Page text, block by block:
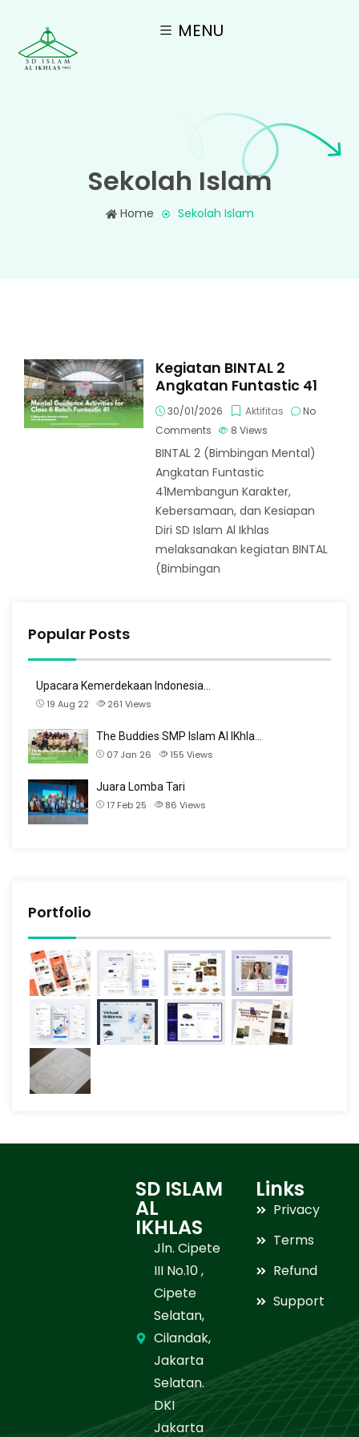
MENU
Sekolah Islam
Home Sekolah Islam
Kegiatan BINTAL 2
Angkatan Funtastic 41
30/01/2026 Aktifitas
No
Comments
8Views
BINTAL 2 (Bimbingan Mental)
Angkatan Funtastic
41Membangun Karakter,
Kebersamaan, dan Kesiapan
Diri SD Islam Al Ikhlas
melaksanakan kegiatan BINTAL
(Bimbingan
Popular Posts
Upacara Kemerdekaan Indonesia…
19 Aug 22
261 Views
The Buddies SMP Islam Al IKhla…
07 Jan 26
155 Views
Juara Lomba Tari
17 Feb 25
86 Views
Portfolio
SD ISLAM
AL
IKHLAS
Jln. Cipete
III No.10 ,
Cipete
Selatan,
Cilandak,
Jakarta
Selatan.
DKI
Jakarta
Links
Privacy
Terms
Refund
Support